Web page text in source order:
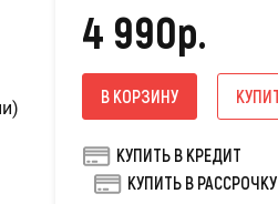
4 990р.
В КОРЗИНУ
КУПИТЬ В КРЕДИТ
КУПИТЬ В РАССРОЧКУ